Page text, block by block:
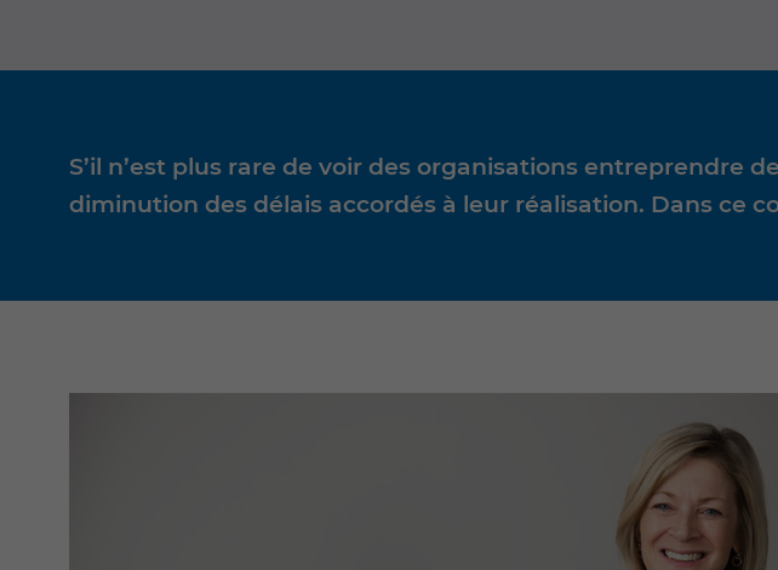
S’il n’est plus rare de voir des organisations entreprendre
diminution des délais accordés à leur réalisation. Dans ce